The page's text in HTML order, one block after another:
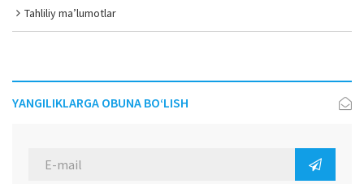
Tahliliy ma’lumotlar
YANGILIKLARGA OBUNA BO‘LISH